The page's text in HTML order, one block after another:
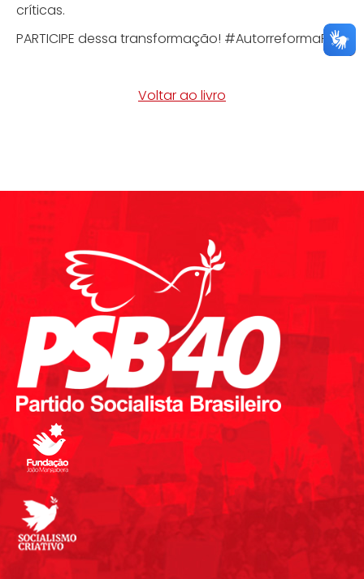
críticas.
PARTICIPE dessa transformação! #AutorreformaPSB
Voltar ao livro